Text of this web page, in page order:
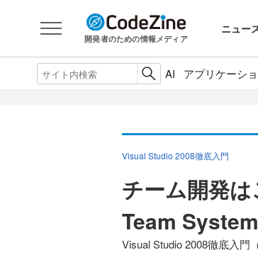
開発者のための情報メディア
ニュー
AI アプリケーシ
Visual Studio 2008徹底入門
チーム開発
Team
Visual Studio 2008徹底入門